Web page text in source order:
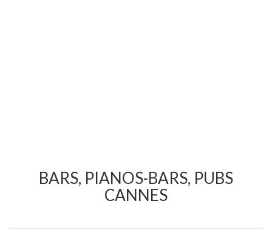
BARS, PIANOS-BARS, PUBS
CANNES